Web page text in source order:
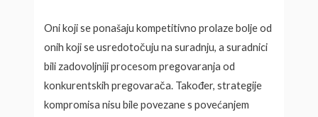
Oni koji se ponašaju kompetitivno prolaze bolje od
onih koji se usredotočuju na suradnju, a suradnici
bili zadovoljniji procesom pregovaranja od
konkurentskih pregovarača. Također, strategije
kompromisa nisu bile povezane s povećanjem